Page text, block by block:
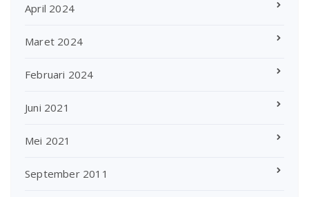
April 2024
Maret 2024
Februari 2024
Juni 2021
Mei 2021
September 2011